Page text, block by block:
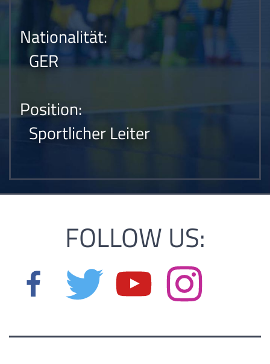
Nationalität:
GER
Position:
Sportlicher Leiter
FOLLOW US: